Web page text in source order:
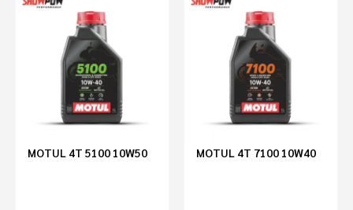
MOTUL 4T 5100 10W50 MOTUL 4T 7100 10W40